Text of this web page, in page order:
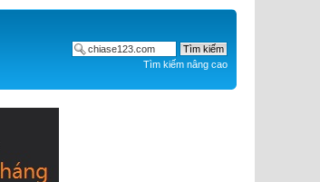
Tìm kiếm nâng cao